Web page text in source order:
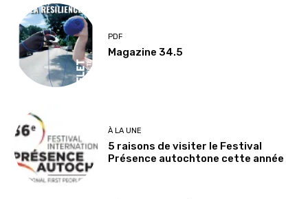
PDF
Magazine 34.5
À LA UNE
5 raisons de visiter le Festival
Présence autochtone cette année